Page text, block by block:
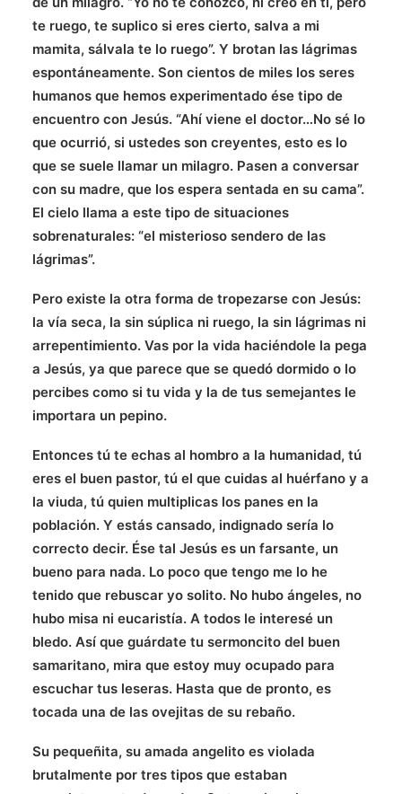
te ruego, te suplico si eres cierto, salva a mi
mamita, sálvala te lo ruego”. Y brotan las lágrimas
espontáneamente. Son cientos de miles los seres
humanos que hemos experimentado ése tipo de
encuentro con Jesús. “Ahí viene el doctor…No sé lo
que ocurrió, si ustedes son creyentes, esto es lo
que se suele llamar un milagro. Pasen a conversar
con su madre, que los espera sentada en su cama”.
El cielo llama a este tipo de situaciones
sobrenaturales: “el misterioso sendero de las
lágrimas”.
Pero existe la otra forma de tropezarse con Jesús:
la vía seca, la sin súplica ni ruego, la sin lágrimas ni
arrepentimiento. Vas por la vida haciéndole la pega
a Jesús, ya que parece que se quedó dormido o lo
percibes como si tu vida y la de tus semejantes le
importara un pepino.
Entonces tú te echas al hombro a la humanidad, tú
eres el buen pastor, tú el que cuidas al huérfano y a
la viuda, tú quien multiplicas los panes en la
población. Y estás cansado, indignado sería lo
correcto decir. Ése tal Jesús es un farsante, un
bueno para nada. Lo poco que tengo me lo he
tenido que rebuscar yo solito. No hubo ángeles, no
hubo misa ni eucaristía. A todos le interesé un
bledo. Así que guárdate tu sermoncito del buen
samaritano, mira que estoy muy ocupado para
escuchar tus leseras. Hasta que de pronto, es
tocada una de las ovejitas de su rebaño.
Su pequeñita, su amada angelito es violada
brutalmente por tres tipos que estaban